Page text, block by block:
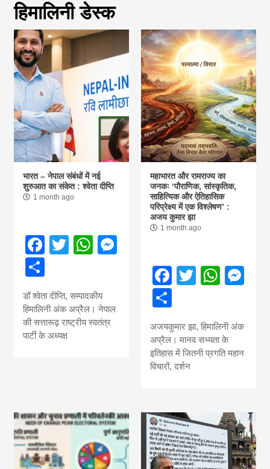
magazine of
Nepal brings
news in hindi
from
news,
khabar
हिमालिनी डेस्क
भारत – नेपाल संबंधों में नई
शुरुआत का संकेत : श्वेता दीप्ति
1 month ago
Facebook
TwitterWhatsApp
डॉ श्वेता दीप्ति, सम्पादकीय
हिमालिनी अंक अप्रैल। नेपाल
की सत्तारूढ़ राष्ट्रीय स्वतंत्र
पार्टी के अध्यक्ष
महाभारत और रामराज्य का
जनकः ‘पौराणिक, सांस्कृतिक,
साहित्यिक और ऐतिहासिक
परिप्रेक्ष्य में एक विश्लेषण’ :
अजय कुमार झा
1 month ago
Facebook
Twitter
Share
अजयकुमार झा, हिमालिनी अंक
अप्रैल। मानव सभ्यता के
इतिहास में जितनी प्रगति महान
विचारों, दर्शन